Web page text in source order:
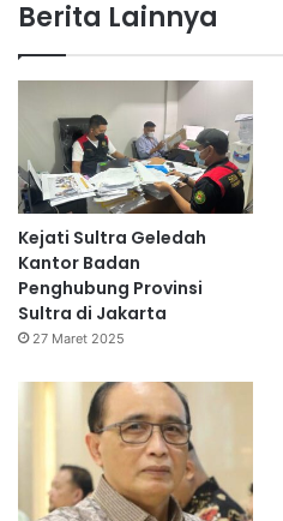
Berita Lainnya
Kejati Sultra Geledah
Kantor Badan
Penghubung Provinsi
Sultra di Jakarta
27 Maret 2025